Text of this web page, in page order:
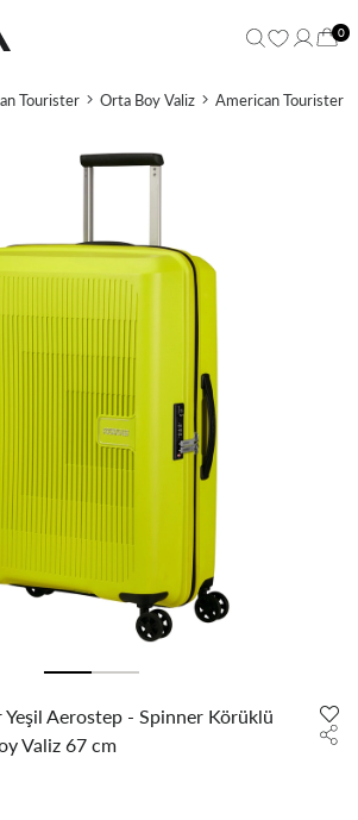
0
Tourister Orta Boy Valiz
Aerostep - Spinner Körüklü
Valiz 67 cm